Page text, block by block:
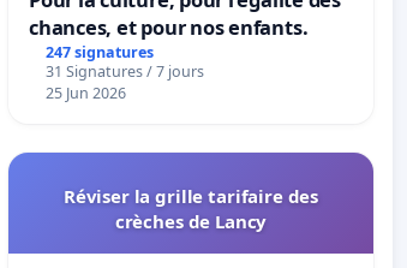
chances, et pour nos enfants.
247 signatures
31 Signatures / 7 jours
25 Jun 2026
Réviser la grille tarifaire des
crèches de Lancy